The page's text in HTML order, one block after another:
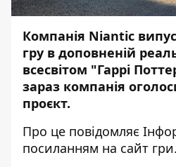
Компанія Niantic
гру в доповненій
всесвітом "Гаррі
зараз компанія
проєкт.
Про це повідомляє
посиланням на сайт гри.